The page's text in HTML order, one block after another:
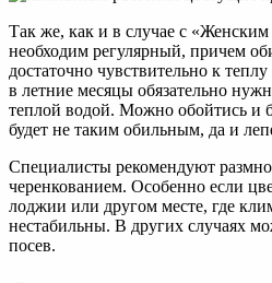
Так же, как и в случае с «Женским
необходим регулярный, причем
достаточно чувствительно к
в летние месяцы обязательно
теплой водой. Можно обойтись и
будет не таким обильным, да и
Специалисты рекомендуют
черенкованием. Особенно если
лоджии или другом месте, где
нестабильны. В других случаях
посев.